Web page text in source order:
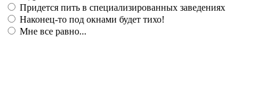
Придется пить в специализированных заведениях
Наконец-то под окнами будет тихо!
Мне все равно...